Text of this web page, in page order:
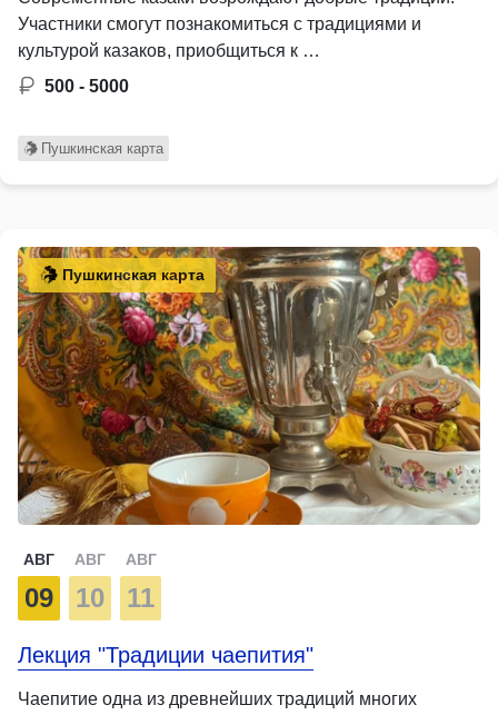
Участники смогут познакомиться с традициями и
культурой казаков, приобщиться к …
500 - 5000
Пушкинская карта
Пушкинская карта
АВГ
09
АВГ
10
АВГ
11
Лекция "Традиции чаепития"
Чаепитие одна из древнейших традиций многих